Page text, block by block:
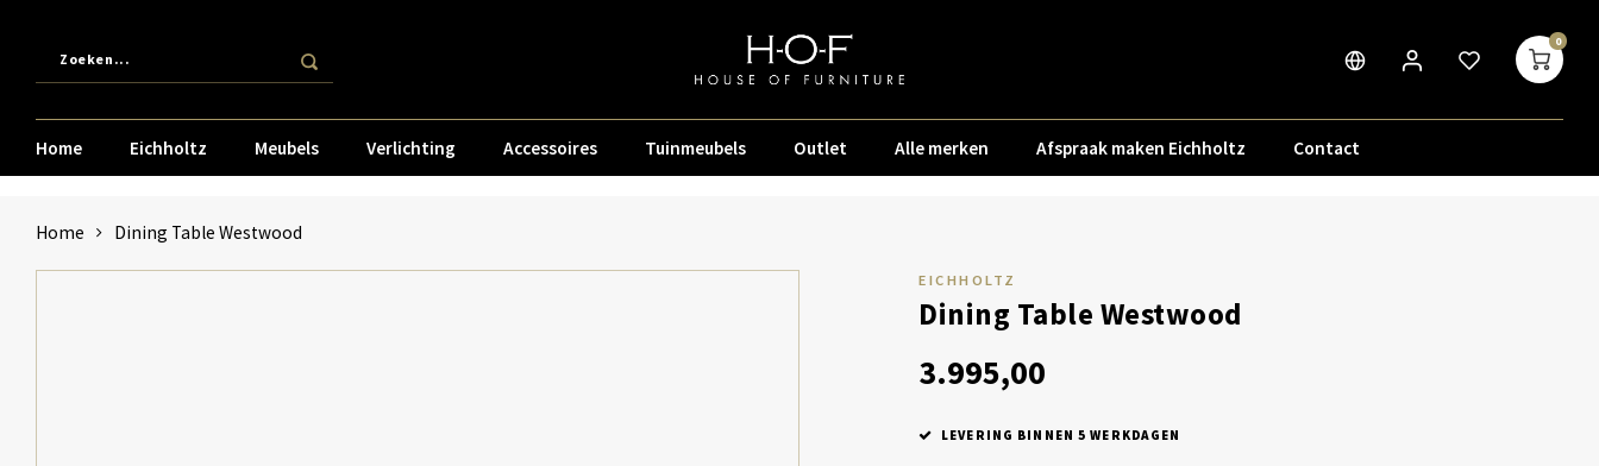
0
Home Eichholtz Meubels Verlichting Accessoires Tuinmeubels Outlet Alle merken Afspraak maken Eichholtz Contact
Home Dining Table Westwood
EICHHOLTZ
Dining Table Westwood
3.995,00
LEVERING BINNEN 5 WERKDAGEN